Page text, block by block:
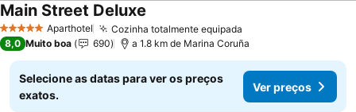
5 Estrelas Aparthotel Cozinha totalmente equipada
Main Street Deluxe
8,0 Muito boa 690 a 1.8 km de Marina Coruña
Selecione as datas para ver os preços
exatos.
Ver preços